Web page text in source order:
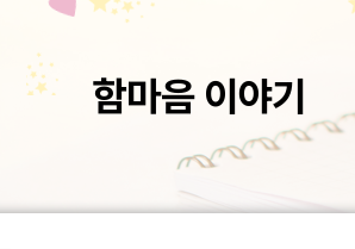
함마음 이야기